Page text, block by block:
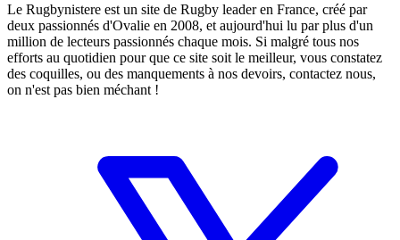
Le Rugbynistere est un site de Rugby leader en France, créé par
deux passionnés d'Ovalie en 2008, et aujourd'hui lu par plus d'un
million de lecteurs passionnés chaque mois. Si malgré tous nos
efforts au quotidien pour que ce site soit le meilleur, vous constatez
des coquilles, ou des manquements à nos devoirs, contactez nous,
on n'est pas bien méchant !